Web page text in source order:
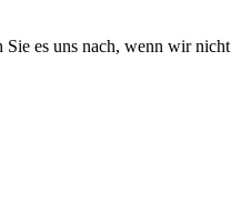
Sie es uns nach, wenn wir nicht